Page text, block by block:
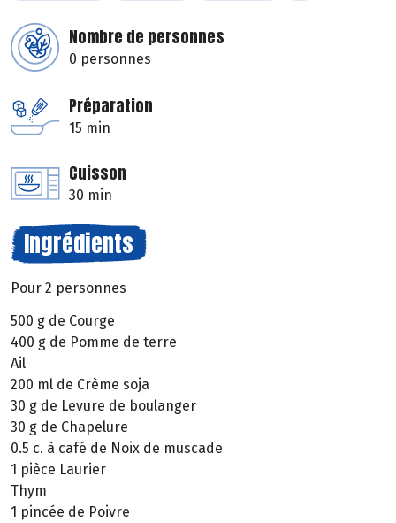
Nombre de personnes
0 personnes
Préparation
15 min
Cuisson
30 min
Ingrédients
Pour 2 personnes
500 g de Courge
400 g de Pomme de terre
Ail
200 ml de Crème soja
30 g de Levure de boulanger
30 g de Chapelure
0.5 c. à café de Noix de muscade
1 pièce Laurier
Thym
1 pincée de Poivre